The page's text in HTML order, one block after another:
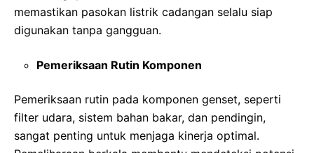
memastikan pasokan listrik cadangan selalu siap
digunakan tanpa gangguan.
Pemeriksaan Rutin Komponen
Pemeriksaan rutin pada komponen genset, seperti
filter udara, sistem bahan bakar, dan pendingin,
sangat penting untuk menjaga kinerja optimal.